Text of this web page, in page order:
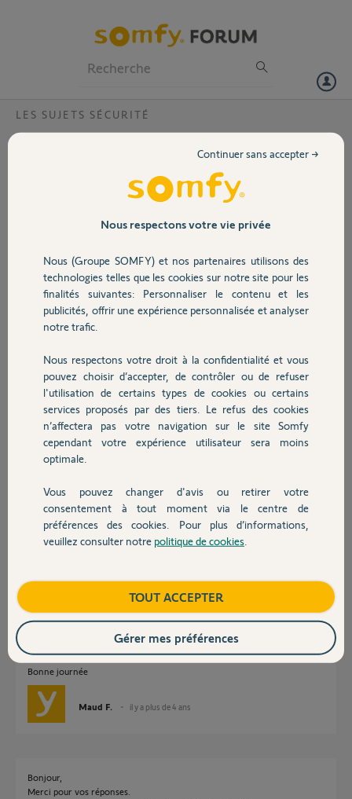
Volet
Sécurité
Domotique
Chauffage
Autres produits
Devis avec un pro
Contact
LES SUJETS SÉCURITÉ
Link déjà installé sur un autre compte ?
Je viens d'acheter d'un système d'alarme. Néanmoins, celui-ci
l'installation, le Link étant déjà associé avec un autre compte.
Pouvez-vous dissocier ce Link d'un potentiel compte existant
(adresse MAC BU011101DEA72019).
il y a plus de 4 ans
Réponses
Bonne journée !
Jean-Luc B. il y a plus de 4 ans
Bonjour Elias,
Nous sommes en train d'essayer de contacter le précédent propriétaire,
Bonne journée
Maud F. il y a plus de 4 ans
Bonjour,
Merci pour vos réponses.
Nous respectons votre vie privée
Nous (Groupe SOMFY) et nos partenaires utilisons des
technologies telles que les cookies sur notre site pour les
finalités suivantes: Personnaliser le contenu et les
publicités, offrir une expérience personnalisée et analyser
notre trafic.
Nous respectons votre droit à la confidentialité et vous
pouvez choisir d’accepter, de contrôler ou de refuser
l'utilisation de certains types de cookies ou certains
services proposés par des tiers. Le refus des cookies
n’affectera pas votre navigation sur le site Somfy
cependant votre expérience utilisateur sera moins
optimale.
Vous pouvez changer d'avis ou retirer votre
consentement à tout moment via le centre de
préférences des cookies. Pour plus d’informations,
veuillez consulter notre politique de cookies
Continuer sans accepter →
TOUT ACCEPTER
Gérer mes préférences